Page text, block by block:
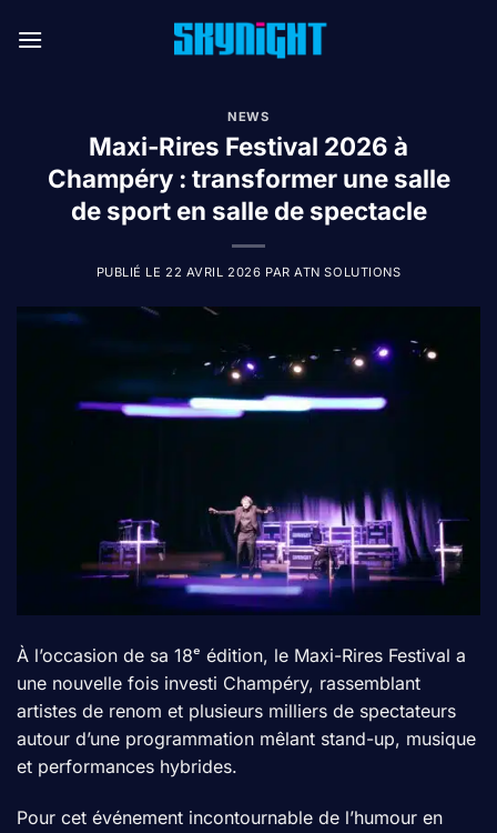
NEWS
Maxi-Rires Festival 2026 à
Champéry : transformer une salle
de sport en salle de spectacle
PUBLIÉ LE 22 AVRIL 2026 PARATN SOLUTIONS
À l’occasion de sa 18ᵉ édition, le Maxi-Rires Festival a
une nouvelle fois investi Champéry, rassemblant
artistes de renom et plusieurs milliers de spectateurs
autour d’une programmation mêlant stand-up, musique
et performances hybrides.
Pour cet événement incontournable de l’humour en